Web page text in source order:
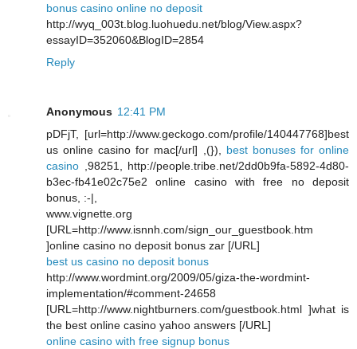
bonus casino online no deposit
http://wyq_003t.blog.luohuedu.net/blog/View.aspx?
essayID=352060&BlogID=2854
Reply
Anonymous 12:41 PM
pDFjT, [url=http://www.geckogo.com/profile/140447768]best
us online casino for mac[/url] ,(}), best bonuses for online
casino ,98251, http://people.tribe.net/2dd0b9fa-5892-4d80-
b3ec-fb41e02c75e2 online casino with free no deposit
bonus, :-|,
www.vignette.org
[URL=http://www.isnnh.com/sign_our_guestbook.htm
]online casino no deposit bonus zar [/URL]
best us casino no deposit bonus
http://www.wordmint.org/2009/05/giza-the-wordmint-
implementation/#comment-24658
[URL=http://www.nightburners.com/guestbook.html ]what is
the best online casino yahoo answers [/URL]
online casino with free signup bonus